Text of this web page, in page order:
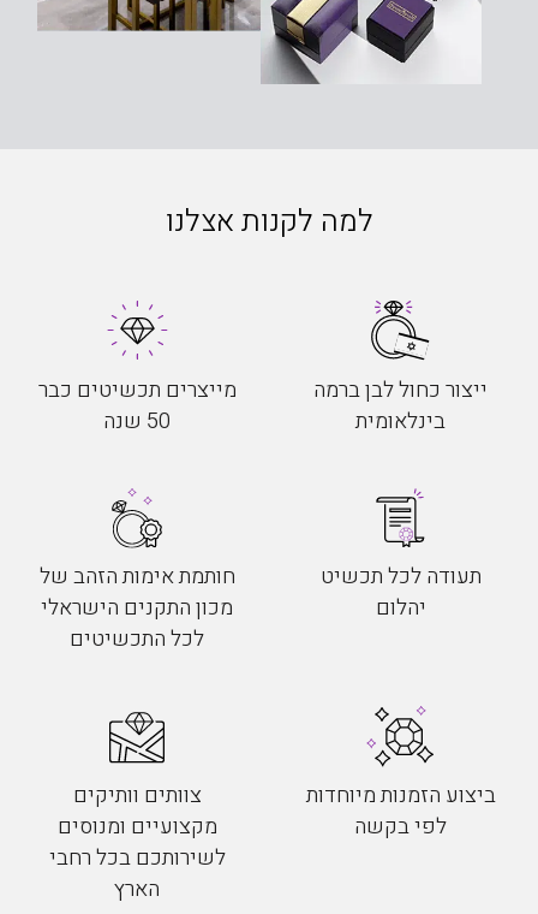
למה לקנות אצלנו
ייצור כחול לבן ברמה
בינלאומית
מייצרים תכשיטים כבר
50 שנה
תעודה לכל תכשיט
יהלום
חותמת אימות הזהב של
מכון התקנים הישראלי
לכל התכשיטים
ביצוע הזמנות מיוחדות
לפי בקשה
צוותים וותיקים
מקצועיים ומנוסים
לשירותכם בכל רחבי
הארץ